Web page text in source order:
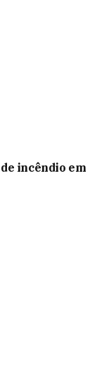
incêndio em